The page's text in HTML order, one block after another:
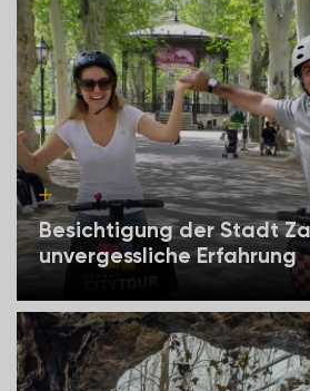
Besichtigung der Stadt
unvergessliche Erfahrung